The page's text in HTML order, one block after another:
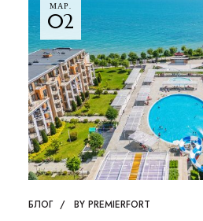
МАР.
02
БЛОГ BY PREMIERFORT